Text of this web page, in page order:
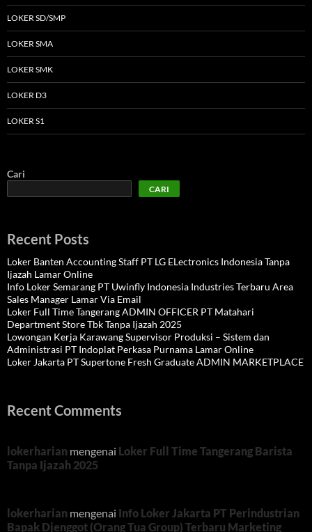
LOKER SD/SMP
LOKER SMA
LOKER SMK
LOKER D3
LOKER S1
Cari
CARI
Recent Posts
Loker Banten Accounting Staff PT LG ELectronics Indonesia Tanpa
Ijazah Lamar Online
Info Loker Semarang PT Uwinfly Indonesia Industries Terbaru Area
Sales Manager Lamar Via Email
Loker Full Time Tangerang ADMIN OFFICER PT Matahari
Department Store Tbk Tanpa Ijazah 2025
Lowongan Kerja Karawang Supervisor Produksi – Sistem dan
Administrasi PT Indoplat Perkasa Purnama Lamar Online
Loker Jakarta PT Supertone Fresh Graduate ADMIN MARKETPLACE
Recent Comments
lokerharian mengenai Loker Full Time Tangerang Barista
Tanpa Ijazah 2025
lokerharian mengenai Info Loker Jakarta PT Perindustrian
Bapak Djenggot (Orang Tua Group) Terbaru Marketing